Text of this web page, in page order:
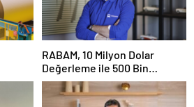
RABAM, 10 Milyon Dolar
Değerleme ile 500 Bin
Dolarlık Yatırım Aldı